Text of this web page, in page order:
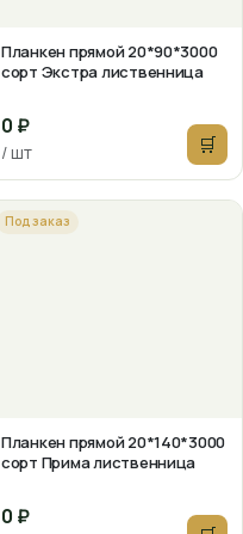
Планкен прямой 20*90*3000
сорт Экстра лиственница
0 ₽
/ шт 🛒
Под заказ
Планкен прямой 20*140*3000
сорт Прима лиственница
0 ₽